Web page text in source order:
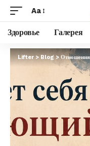
Aa
Здоровье Галерея
Lifter>Blog>Отношения